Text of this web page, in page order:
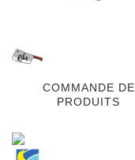
COMMANDE DE
PRODUITS